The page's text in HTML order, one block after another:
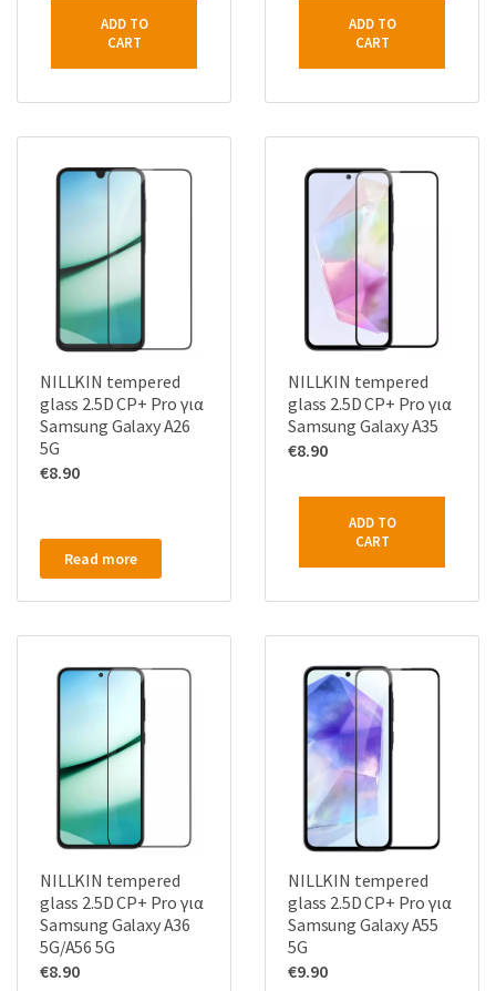
ADD TO
CART
ADD TO
CART
NILLKIN tempered
glass 2.5D CP+ Pro για
Samsung Galaxy A26
5G
€8.90
Read more
NILLKIN tempered
glass 2.5D CP+ Pro για
Samsung Galaxy A35
€8.90
ADD TO
CART
NILLKIN tempered
glass 2.5D CP+ Pro για
Samsung Galaxy A36
5G/A56 5G
€8.90
NILLKIN tempered
glass 2.5D CP+ Pro για
Samsung Galaxy A55
5G
€9.90